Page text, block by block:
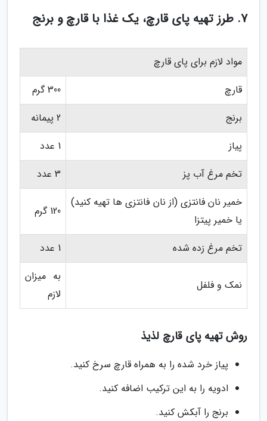
7. طرز تهیه پای قارچ، یک غذا با قارچ و برنج
مواد لازم برای پای قارچ
قارچ
300 گرم
برنج
2 پیمانه
پیاز
1 عدد
تخم مرغ آب پز
3 عدد
خمیر نان فانتزی (از نان فانتزی ها تهیه کنید)
یا خمیر پیتزا
120 گرم
تخم مرغ زده شده 1 عدد
نمک و فلفل
به میزان
لازم
روش تهیه پای قارچ لذیذ
پیاز خرد شده را به همراه قارچ سرخ کنید.
ادویه را به این ترکیب اضافه کنید.
برنج را آبکش کنید.